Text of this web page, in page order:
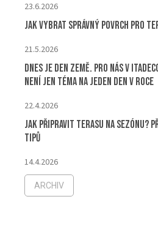
23.6.2026
Jak vybrat správný povrch pro
21.5.2026
Dnes je Den Země. Pro nás v
není jen téma na jeden den v roce
22.4.2026
Jak připravit terasu na sezónu?
tipů
14.4.2026
ARCHIV